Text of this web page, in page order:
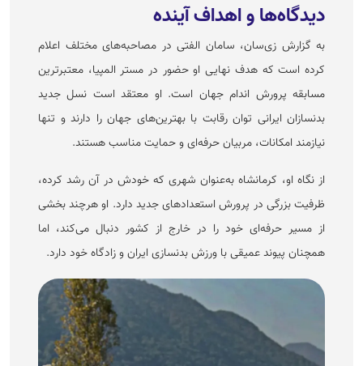
دیدگاه‌ها و اهداف آینده
به گزارش زی‌سان، سامان الفتی در مصاحبه‌های مختلف اعلام
کرده است که هدف نهایی او حضور در مستر المپیا، معتبرترین
مسابقه پرورش اندام جهان است. او معتقد است نسل جدید
بدنسازان ایرانی توان رقابت با بهترین‌های جهان را دارند و تنها
نیازمند امکانات، مربیان حرفه‌ای و حمایت مناسب هستند.
از نگاه او، کرمانشاه به‌عنوان شهری که خودش در آن رشد کرده،
ظرفیت بزرگی در پرورش استعداد‌های جدید دارد. او هرچند بخشی
از مسیر حرفه‌ای خود را در خارج از کشور دنبال می‌کند، اما
همچنان پیوند عمیقی با ورزش بدنسازی ایران و زادگاه خود دارد.